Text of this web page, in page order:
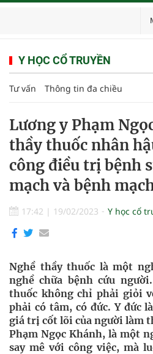
Y HỌC CỔ TRUYỀN
Tư vấn Thông tin đa chiều
Lương y Phạm
thầy thuốc nhân
công điều trị bệnh
mạch và bệnh
17:42 | 19/02/2023 Y học cổ
Nghề thầy thuốc là một
nghề chữa bệnh cứu
thuốc không chỉ phải giỏi
phải có tâm, có đức. Y đức
giá trị cốt lõi của người làm
Phạm Ngọc Khánh, là một
say mê với công việc, mà